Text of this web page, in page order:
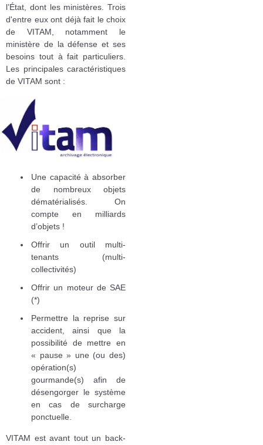
l’État, dont les ministères. Trois
d'entre eux ont déjà fait le choix
de VITAM, notamment le
ministère de la défense et ses
besoins tout à fait particuliers.
Les principales caractéristiques
de VITAM sont :
Une capacité à absorber
de nombreux objets
dématérialisés. On
compte en milliards
d’objets !
Offrir un outil multi-
tenants (multi-
collectivités)
Offrir un moteur de SAE
(*)
Permettre la reprise sur
accident, ainsi que la
possibilité de mettre en
« pause » une (ou des)
opération(s)
gourmande(s) afin de
désengorger le système
en cas de surcharge
ponctuelle.
VITAM est avant tout un back-